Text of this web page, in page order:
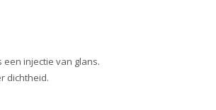
een injectie van glans.
dichtheid.